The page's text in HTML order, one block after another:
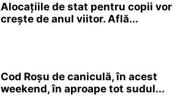
Alocațiile de stat pentru copii vor
crește de anul viitor. Află...
Cod Roșu de caniculă, în acest
weekend, în aproape tot sudul...